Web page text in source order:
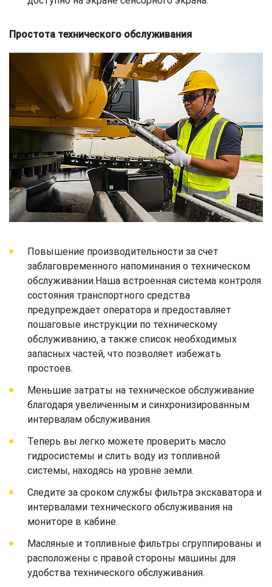
Простота технического обслуживания
Повышение производительности за счет
заблаговременного напоминания о техническом
обслуживании.Наша встроенная система контроля
состояния транспортного средства
предупреждает оператора и предоставляет
пошаговые инструкции по техническому
обслуживанию, а также список необходимых
запасных частей, что позволяет избежать
простоев.
Меньшие затраты на техническое обслуживание
благодаря увеличенным и синхронизированным
интервалам обслуживания.
Теперь вы легко можете проверить масло
гидросистемы и слить воду из топливной
системы, находясь на уровне земли.
Следите за сроком службы фильтра экскаватора и
интервалами технического обслуживания на
мониторе в кабине.
Масляные и топливные фильтры сгруппированы и
расположены с правой стороны машины для
удобства технического обслуживания.